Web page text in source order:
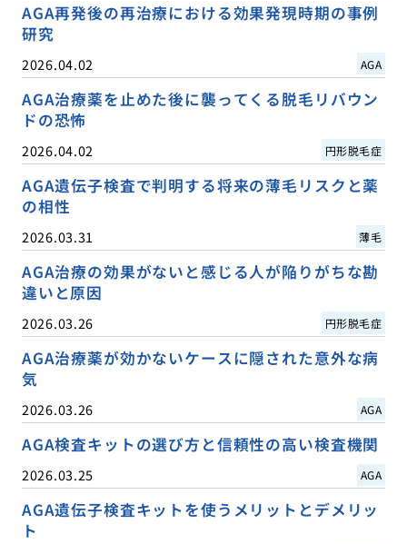
AGA再発後の再治療における効果発現時期の事例
研究
2026.04.02 AGA
AGA治療薬を止めた後に襲ってくる脱毛リバウン
ドの恐怖
2026.04.02 円形脱毛症
AGA遺伝子検査で判明する将来の薄毛リスクと薬
の相性
2026.03.31 薄毛
AGA治療の効果がないと感じる人が陥りがちな勘
違いと原因
2026.03.26 円形脱毛症
AGA治療薬が効かないケースに隠された意外な病
気
2026.03.26 AGA
AGA検査キットの選び方と信頼性の高い検査機関
2026.03.25 AGA
AGA遺伝子検査キットを使うメリットとデメリッ
ト